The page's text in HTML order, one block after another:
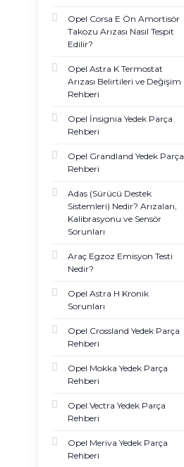
Opel Corsa E Ön Amortisör
Takozu Arızası Nasıl Tespit
Edilir?
Opel Astra K Termostat
Arızası Belirtileri ve Değişim
Rehberi
Opel İnsignia Yedek Parça
Rehberi
Opel Grandland Yedek Parça
Rehberi
Adas (Sürücü Destek
Sistemleri) Nedir? Arızaları,
Kalibrasyonu ve Sensör
Sorunları
Araç Egzoz Emisyon Testi
Nedir?
Opel Astra H Kronik
Sorunları
Opel Crossland Yedek Parça
Rehberi
Opel Mokka Yedek Parça
Rehberi
Opel Vectra Yedek Parça
Rehberi
Opel Meriva Yedek Parça
Rehberi